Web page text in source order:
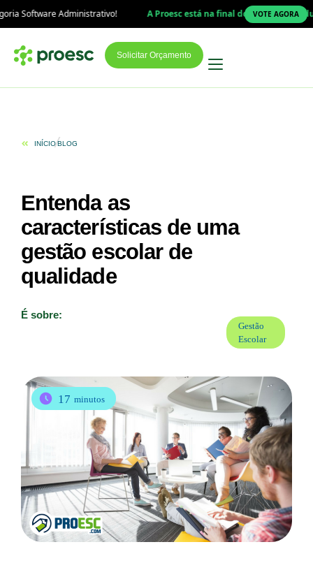
A Proesc está na final do Prêmio Top Educação 2026!
VOTE AGORA
Solicitar Orçamento
INÍCIOBLOG
Entenda as
características de uma
gestão escolar de
qualidade
É sobre:
Gestão
Escolar
17 minutos